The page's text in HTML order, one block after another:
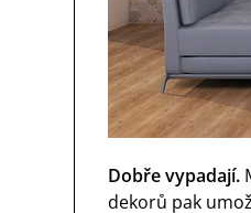
Dobře vypadají.
dekorů pak